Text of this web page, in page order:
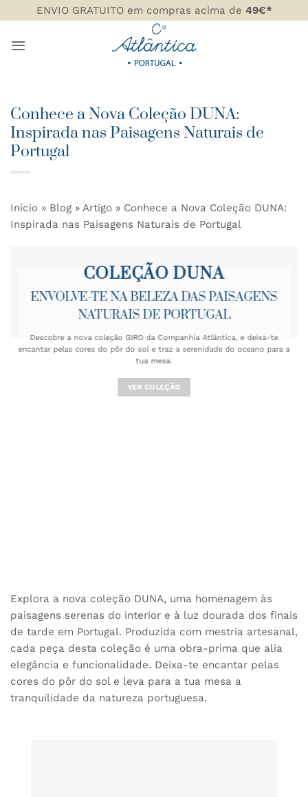
to
content
ENVIO GRATUITO em compras acima de 49€*
Conhece a Nova Coleção DUNA:
Inspirada nas Paisagens Naturais de
Portugal
Início » Blog » Artigo » Conhece a Nova Coleção DUNA:
Inspirada nas Paisagens Naturais de Portugal
COLEÇÃO DUNA
ENVOLVE-TE NA BELEZA DAS PAISAGENS
NATURAIS DE PORTUGAL
Descobre a nova coleção GIRO da Companhia Atlântica, e deixa-te
encantar pelas cores do pôr do sol e traz a serenidade do oceano para a
tua mesa.
VER COLEÇÃO
Explora a nova coleção DUNA, uma homenagem às
paisagens serenas do interior e à luz dourada dos finais
de tarde em Portugal. Produzida com mestria artesanal,
cada peça desta coleção é uma obra-prima que alia
elegância e funcionalidade. Deixa-te encantar pelas
cores do pôr do sol e leva para a tua mesa a
tranquilidade da natureza portuguesa.